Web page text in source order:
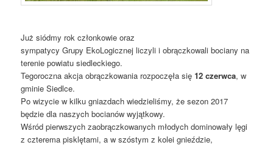
Już siódmy rok członkowie oraz
sympatycy Grupy EkoLogicznej liczyli i obrączkowali bociany na
terenie powiatu siedleckiego.
Tegoroczna akcja obrączkowania rozpoczęła się12 czerwca, w
gminie Siedlce.
Po wizycie w kilku gniazdach wiedzieliśmy, że sezon 2017
będzie dla naszych bocianów wyjątkowy.
Wśród pierwszych zaobrączkowanych młodych dominowały lęgi
z czterema pisklętami, a w szóstym z kolei gnieździe,